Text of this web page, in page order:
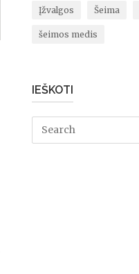
Įžvalgos Šeima
šeimos medis
IEŠKOTI
Search